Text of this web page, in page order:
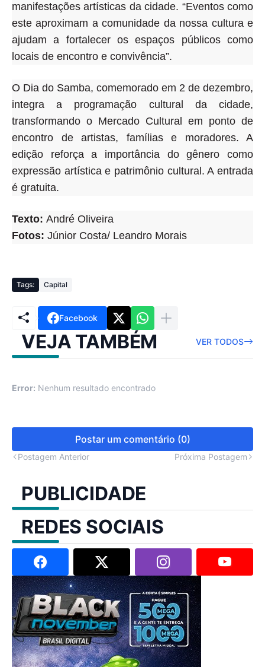
manifestações artísticas da cidade. “Eventos como
este aproximam a comunidade da nossa cultura e
ajudam a fortalecer os espaços públicos como
locais de encontro e convivência”.
O Dia do Samba, comemorado em 2 de dezembro,
integra a programação cultural da cidade,
transformando o Mercado Cultural em ponto de
encontro de artistas, famílias e moradores. A
edição reforça a importância do gênero como
expressão artística e patrimônio cultural. A entrada
é gratuita.
Texto: André Oliveira
Fotos: Júnior Costa/ Leandro Morais
Tags: Capital
Facebook
VEJA TAMBÉM VER TODOS
Error: Nenhum resultado encontrado
Postar um comentário (0)
Postagem Anterior Próxima Postagem
PUBLICIDADE
REDES SOCIAIS